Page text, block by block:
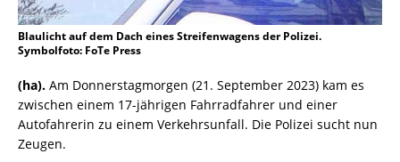
Blaulicht auf dem Dach eines Streifenwagens der Polizei.
Symbolfoto: FoTe Press
(ha). Am Donnerstagmorgen (21. September 2023) kam es
zwischen einem 17-jährigen Fahrradfahrer und einer
Autofahrerin zu einem Verkehrsunfall. Die Polizei sucht nun
Zeugen.